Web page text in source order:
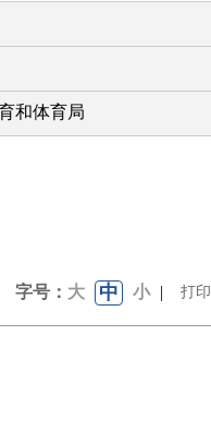
和体育局
字号： 大 中 小 | 打印